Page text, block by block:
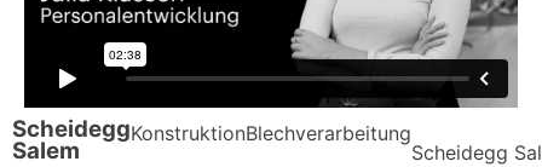
Scheidegg
Salem
KonstruktionBlechverarbeitung
Scheidegg